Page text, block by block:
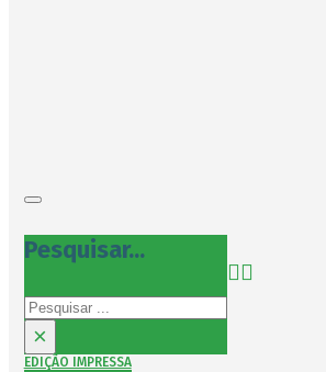
Pesquisar...
Pesquisar
×
EDIÇÃO IMPRESSA